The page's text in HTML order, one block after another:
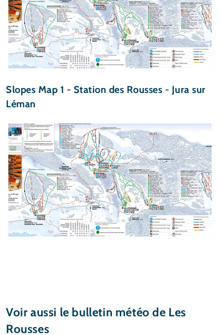
Slopes Map 1 - Station des Rousses - Jura sur
Léman
Voir aussi le bulletin météo de Les
Rousses